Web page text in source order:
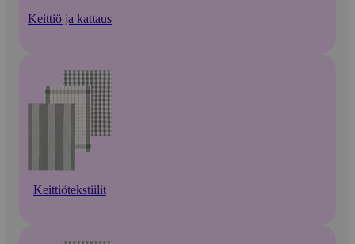
Keittiö ja kattaus
Keittiötekstiilit